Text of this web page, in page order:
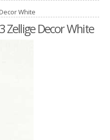
White
Zellige Decor White